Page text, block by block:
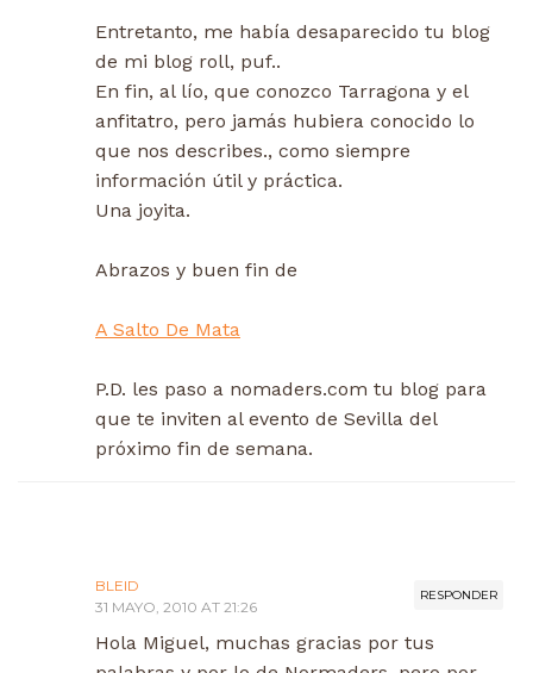
Entretanto, me había desaparecido tu blog
de mi blog roll, puf..
En fin, al lío, que conozco Tarragona y el
anfitatro, pero jamás hubiera conocido lo
que nos describes., como siempre
información útil y práctica.
Una joyita.
Abrazos y buen fin de
A Salto De Mata
P.D. les paso a nomaders.com tu blog para
que te inviten al evento de Sevilla del
próximo fin de semana.
RESPONDER
BLEID
31 MAYO, 2010 AT 21:26
Hola Miguel, muchas gracias por tus